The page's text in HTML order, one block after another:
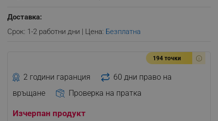
Доставка:
Срок: 1-2 работни дни | Цена: Безплатна
194 точки
2 години гаранция
60 дни право на
връщане
Проверка на пратка
Изчерпан продукт